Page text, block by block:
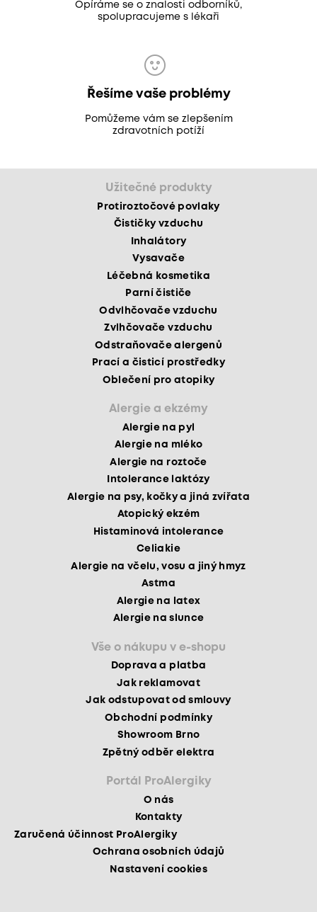
Opíráme se o znalosti odborníků,
spolupracujeme s lékaři
Řešíme vaše problémy
Pomůžeme vám se zlepšením
zdravotních potíží
Užitečné produkty
Protiroztočové povlaky
Čističky vzduchu
Inhalátory
Vysavače
Léčebná kosmetika
Parní čističe
Odvlhčovače vzduchu
Zvlhčovače vzduchu
Odstraňovače alergenů
Prací a čisticí prostředky
Oblečení pro atopiky
Alergie a ekzémy
Alergie na pyl
Alergie na mléko
Alergie na roztoče
Intolerance laktózy
Alergie na psy, kočky a jiná zvířata
Atopický ekzém
Histaminová intolerance
Celiakie
Alergie na včelu, vosu a jiný hmyz
Astma
Alergie na latex
Alergie na slunce
Vše o nákupu v e-shopu
Doprava a platba
Jak reklamovat
Jak odstupovat od smlouvy
Obchodní podmínky
Showroom Brno
Zpětný odběr elektra
Portál ProAlergiky
O nás
Kontakty
Zaručená účinnost ProAlergiky
Ochrana osobních údajů
Nastavení cookies